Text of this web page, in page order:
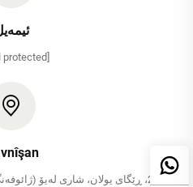
protected]
ژ.2، ڕێگای یولان، شاری لەیۆ